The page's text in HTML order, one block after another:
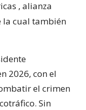
, alianza
la cual también
2026, con el
el crimen
Sin